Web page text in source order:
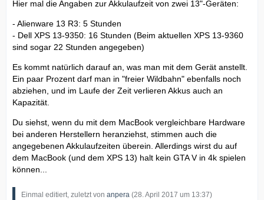
Hier mal die Angaben zur Akkulaufzeit von zwei 13"-Geräten:
- Alienware 13 R3: 5 Stunden
- Dell XPS 13-9350: 16 Stunden (Beim aktuellen XPS 13-9360
sind sogar 22 Stunden angegeben)
Es kommt natürlich darauf an, was man mit dem Gerät anstellt.
Ein paar Prozent darf man in "freier Wildbahn" ebenfalls noch
abziehen, und im Laufe der Zeit verlieren Akkus auch an
Kapazität.
Du siehst, wenn du mit dem MacBook vergleichbare Hardware
bei anderen Herstellern heranziehst, stimmen auch die
angegebenen Akkulaufzeiten überein. Allerdings wirst du auf
dem MacBook (und dem XPS 13) halt kein GTA V in 4k spielen
können...
Einmal editiert, zuletzt von anpera (28. April 2017 um 13:37)